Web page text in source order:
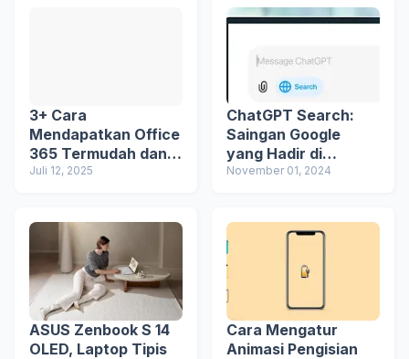
3+ Cara
Mendapatkan Office
365 Termudah dan
Keunggulannya
Juli 12, 2025
ChatGPT Search:
Saingan Google
yang Hadir di
Aplikasi ChatGPT
November 01, 2024
ASUS Zenbook S 14
OLED, Laptop Tipis
Cara Mengatur
Animasi Pengisian